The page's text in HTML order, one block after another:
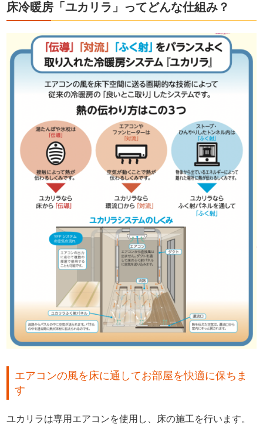
床冷暖房「ユカリラ」ってどんな仕組み？
エアコンの風を床に通してお部屋を快適に保ちま
す
ユカリラは専用エアコンを使用し、床の施工を行います。